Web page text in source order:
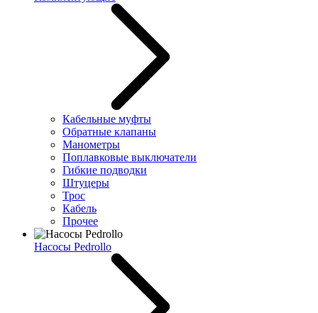
Кабельные муфты
Обратные клапаны
Манометры
Поплавковые выключатели
Гибкие подводки
Штуцеры
Трос
Кабель
Прочее
Насосы Pedrollo